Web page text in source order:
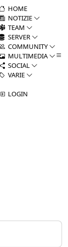
HOME
NOTIZIE
TEAM
SERVER
COMMUNITY
MULTIMEDIA
SOCIAL
VARIE
LOGIN